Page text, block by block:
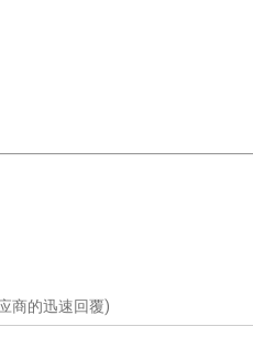
商的迅速回覆)